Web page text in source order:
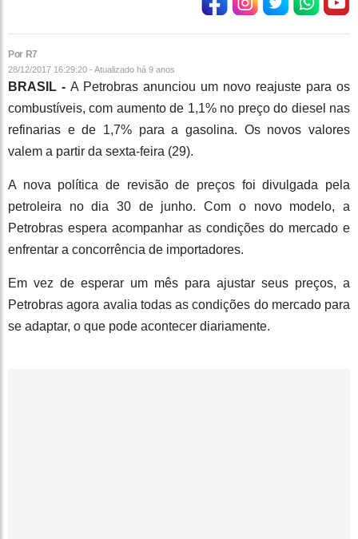
Por R7
28/12/2017 16:29:20 - Atualizado há 9 anos
BRASIL - A Petrobras anunciou um novo reajuste para os
combustíveis, com aumento de 1,1% no preço do diesel nas
refinarias e de 1,7% para a gasolina. Os novos valores
valem a partir da sexta-feira (29).
A nova política de revisão de preços foi divulgada pela
petroleira no dia 30 de junho. Com o novo modelo, a
Petrobras espera acompanhar as condições do mercado e
enfrentar a concorrência de importadores.
Em vez de esperar um mês para ajustar seus preços, a
Petrobras agora avalia todas as condições do mercado para
se adaptar, o que pode acontecer diariamente.